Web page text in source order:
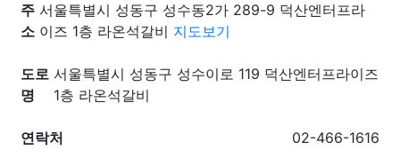
주
소
서울특별시 성동구 성수동2가 289-9 덕산엔터프라
이즈 1층 라온석갈비 지도보기
도로
명
서울특별시 성동구 성수이로 119 덕산엔터프라이즈
1층 라온석갈비
연락처 02-466-1616